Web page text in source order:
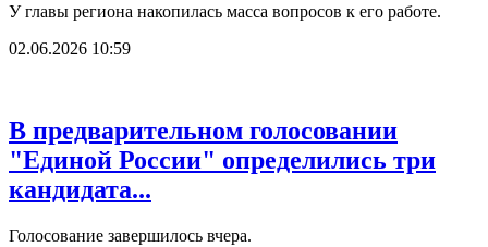
У главы региона накопилась масса вопросов к его работе.
02.06.2026 10:59
В предварительном голосовании
"Единой России" определились три
кандидата...
Голосование завершилось вчера.